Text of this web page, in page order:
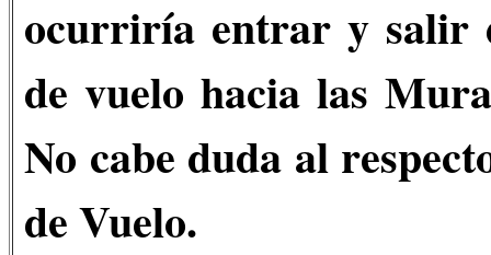
ocurriría entrar y salir
de vuelo hacia las
No cabe duda al
de Vuelo.